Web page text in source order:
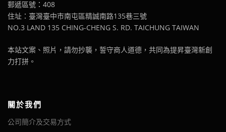
郵遞區號：408
住址：臺灣臺中市南屯區精誠南路135巷三號
NO.3 LAND 135 CHING-CHENG S. RD. TAICHUNG TAIWAN
本站文案、照片，請勿抄襲，誓守商人道德，共同為提昇臺灣新創
力打拼。
關於我們
公司簡介及交易方式